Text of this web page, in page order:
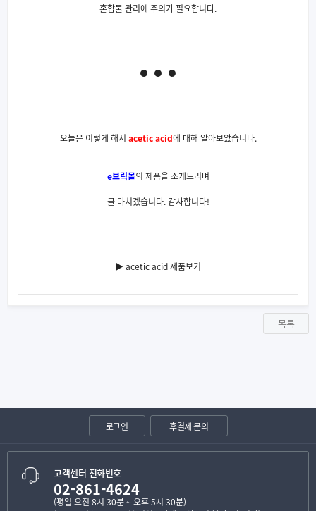
혼합물 관리에 주의가 필요합니다.
오늘은 이렇게 해서 acetic acid에 대해 알아보았습니다.
e브릭몰의 제품을 소개드리며
글 마치겠습니다. 감사합니다!
▶ acetic acid 제품보기
목록
로그인 후결제 문의
고객센터 전화번호
02-861-4624
(평일 오전 8시 30분 ~ 오후 5시 30분)